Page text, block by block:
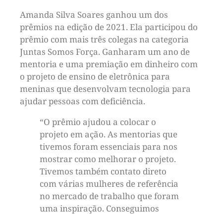
Amanda Silva Soares ganhou um dos
prêmios na edição de 2021. Ela participou do
prêmio com mais três colegas na categoria
Juntas Somos Força. Ganharam um ano de
mentoria e uma premiação em dinheiro com
o projeto de ensino de eletrônica para
meninas que desenvolvam tecnologia para
ajudar pessoas com deficiência.
“O prêmio ajudou a colocar o
projeto em ação. As mentorias que
tivemos foram essenciais para nos
mostrar como melhorar o projeto.
Tivemos também contato direto
com várias mulheres de referência
no mercado de trabalho que foram
uma inspiração. Conseguimos